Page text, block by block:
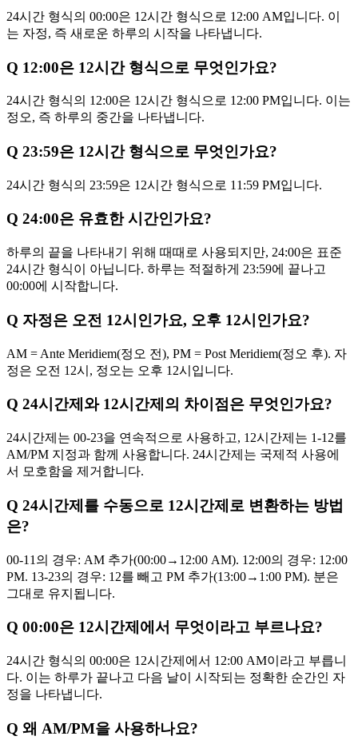
24시간 형식의 00:00은 12시간 형식으로 12:00 AM입니다. 이
는 자정, 즉 새로운 하루의 시작을 나타냅니다.
Q 12:00은 12시간 형식으로 무엇인가요?
24시간 형식의 12:00은 12시간 형식으로 12:00 PM입니다. 이는
정오, 즉 하루의 중간을 나타냅니다.
Q 23:59은 12시간 형식으로 무엇인가요?
24시간 형식의 23:59은 12시간 형식으로 11:59 PM입니다.
Q 24:00은 유효한 시간인가요?
하루의 끝을 나타내기 위해 때때로 사용되지만, 24:00은 표준
24시간 형식이 아닙니다. 하루는 적절하게 23:59에 끝나고
00:00에 시작합니다.
Q 자정은 오전 12시인가요, 오후 12시인가요?
AM = Ante Meridiem(정오 전), PM = Post Meridiem(정오 후). 자
정은 오전 12시, 정오는 오후 12시입니다.
Q 24시간제와 12시간제의 차이점은 무엇인가요?
24시간제는 00-23을 연속적으로 사용하고, 12시간제는 1-12를
AM/PM 지정과 함께 사용합니다. 24시간제는 국제적 사용에
서 모호함을 제거합니다.
Q 24시간제를 수동으로 12시간제로 변환하는 방법
은?
00-11의 경우: AM 추가(00:00→12:00 AM). 12:00의 경우: 12:00
PM. 13-23의 경우: 12를 빼고 PM 추가(13:00→1:00 PM). 분은
그대로 유지됩니다.
Q 00:00은 12시간제에서 무엇이라고 부르나요?
24시간 형식의 00:00은 12시간제에서 12:00 AM이라고 부릅니
다. 이는 하루가 끝나고 다음 날이 시작되는 정확한 순간인 자
정을 나타냅니다.
Q 왜 AM/PM을 사용하나요?